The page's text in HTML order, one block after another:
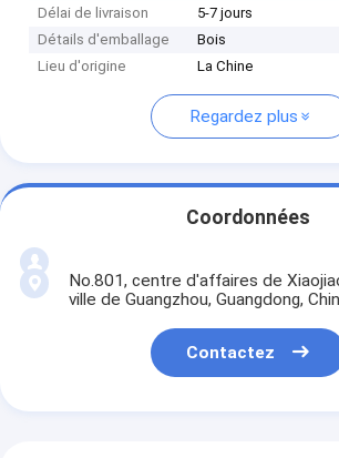
Délai de livraison
5-7 jours
Détails d'emballage
Bois
Lieu d'origine
La Chine
Regardez plus
Coordonnées
No.801, centre d'affaires de
ville de Guangzhou, Guangdong,
Contactez